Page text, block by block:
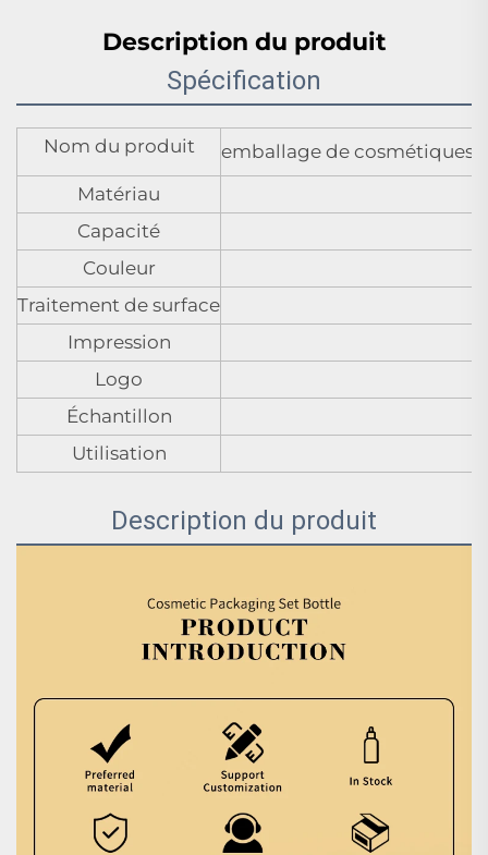
Description du produit
Spécification
Nom du produit
emballage de cosmétiques
Matériau
Capacité
Couleur
Traitement de surface
Impression
Logo
Échantillon
Utilisation
Description du produit